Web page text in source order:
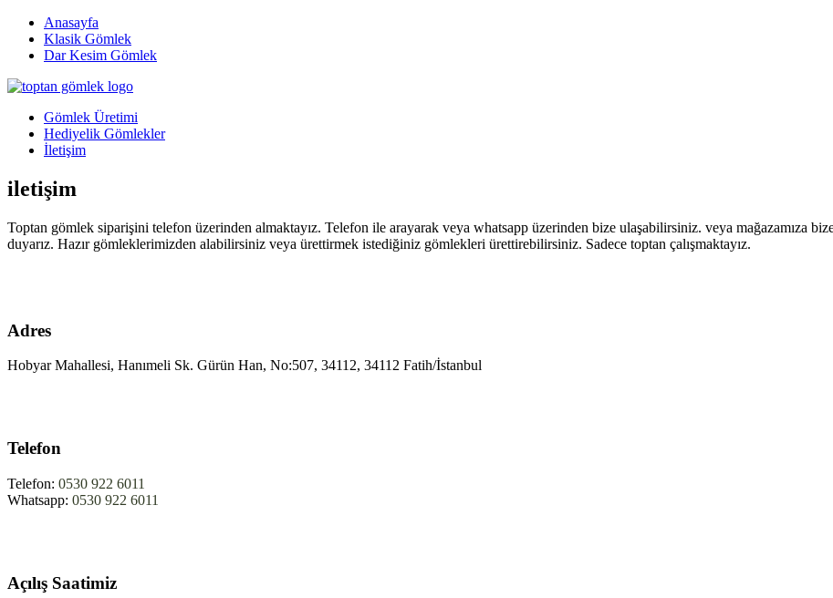
Anasayfa
Klasik Gömlek
Dar Kesim Gömlek
Gömlek Üretimi
Hediyelik Gömlekler
İletişim
iletişim
Toptan gömlek siparişini telefon üzerinden almaktayız. Telefon ile arayarak veya whatsapp üzerinden bize ulaşabilirsiniz. veya mağazamıza
duyarız. Hazır gömleklerimizden alabilirsiniz veya ürettirmek istediğiniz gömlekleri ürettirebilirsiniz. Sadece toptan çalışmaktayız.
Adres
Hobyar Mahallesi, Hanımeli Sk. Gürün Han, No:507, 34112, 34112 Fatih/İstanbul
Telefon
Telefon: 0530 922 6011
Whatsapp: 0530 922 6011
Açılış Saatimiz